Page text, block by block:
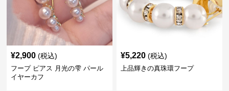
¥2,900 (税込)
フープ ピアス 月光の雫 パール
イヤーカフ
¥5,220 (税込)
上品輝きの真珠環フープ